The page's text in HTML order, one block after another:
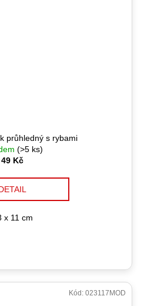
průhledný s rybami
(>5 ks)
49 Kč
x 11 cm
Kód: 023117MOD